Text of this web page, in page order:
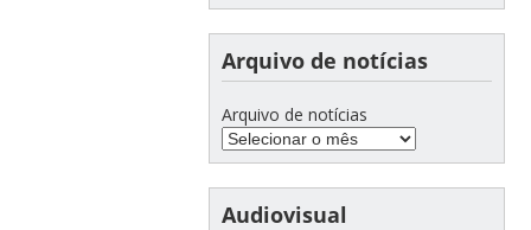
Arquivo de notícias
Arquivo de notícias
Audiovisual